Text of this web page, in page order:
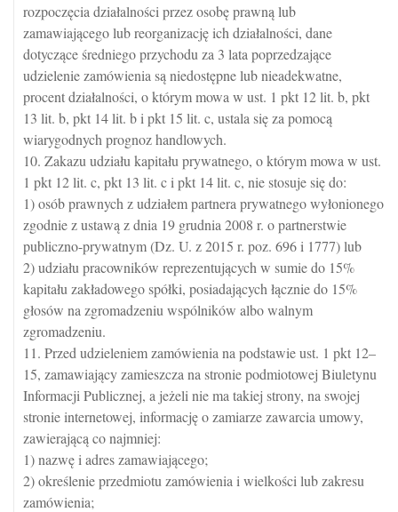
rozpoczęcia działalności przez osobę prawną lub
zamawiającego lub reorganizację ich działalności, dane
dotyczące średniego przychodu za 3 lata poprzedzające
udzielenie zamówienia są niedostępne lub nieadekwatne,
procent działalności, o którym mowa w ust. 1 pkt 12 lit. b, pkt
13 lit. b, pkt 14 lit. b i pkt 15 lit. c, ustala się za pomocą
wiarygodnych prognoz handlowych.
10. Zakazu udziału kapitału prywatnego, o którym mowa w ust.
1 pkt 12 lit. c, pkt 13 lit. c i pkt 14 lit. c, nie stosuje się do:
1) osób prawnych z udziałem partnera prywatnego wyłonionego
zgodnie z ustawą z dnia 19 grudnia 2008 r. o partnerstwie
publiczno-prywatnym (Dz. U. z 2015 r. poz. 696 i 1777) lub
2) udziału pracowników reprezentujących w sumie do 15%
kapitału zakładowego spółki, posiadających łącznie do 15%
głosów na zgromadzeniu wspólników albo walnym
zgromadzeniu.
11. Przed udzieleniem zamówienia na podstawie ust. 1 pkt 12–
15, zamawiający zamieszcza na stronie podmiotowej Biuletynu
Informacji Publicznej, a jeżeli nie ma takiej strony, na swojej
stronie internetowej, informację o zamiarze zawarcia umowy,
zawierającą co najmniej:
1) nazwę i adres zamawiającego;
2) określenie przedmiotu zamówienia i wielkości lub zakresu
zamówienia;